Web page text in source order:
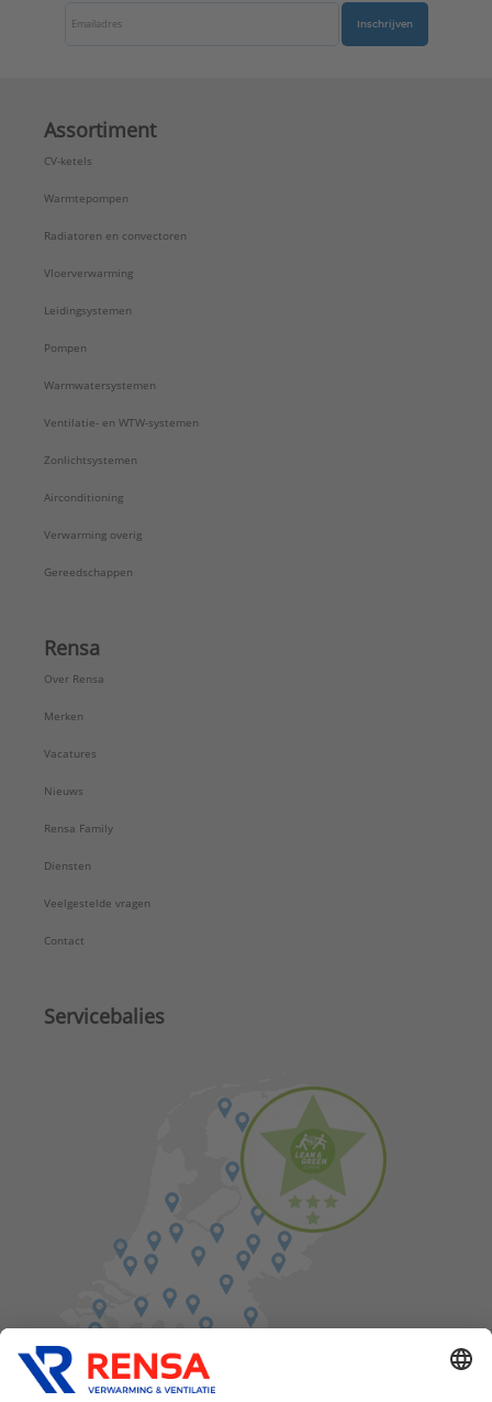
Inschrijven
Assortiment
CV-ketels
Warmtepompen
Radiatoren en convectoren
Vloerverwarming
Leidingsystemen
Pompen
Warmwatersystemen
Ventilatie- en WTW-systemen
Zonlichtsystemen
Airconditioning
Verwarming overig
Gereedschappen
Rensa
Over Rensa
Merken
Vacatures
Nieuws
Rensa Family
Diensten
Veelgestelde vragen
Contact
Servicebalies